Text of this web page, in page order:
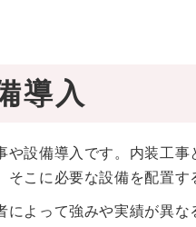
導入
や設備導入です。内装工
こに必要な設備を配置す
によって強みや実績が異